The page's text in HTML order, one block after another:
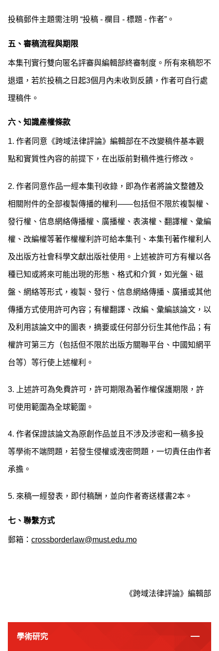
投稿郵件主題需注明 “投稿 - 欄目 - 標題 - 作者”。
五、審稿流程與期限
本集刊實行雙向匿名評審與編輯部終審制度。所有來稿恕不
退還，若於投稿之日起3個月內未收到反饋，作者可自行處
理稿件。
六、知識產權條款
1. 作者同意《跨域法律評論》編輯部在不改變稿件基本觀
點和實質性內容的前提下，在出版前對稿件進行修改。
2. 作者同意作品一經本集刊收錄，即為作者將論文整體及
相關附件的全部複製傳播的權利——包括但不限於複製權、
發行權、信息網絡傳播權、廣播權、表演權、翻譯權、彙編
權、改編權等著作權權利許可給本集刊、本集刊著作權利人
及出版方社會科學文獻出版社使用。上述被許可方有權以各
種已知或將來可能出現的形態、格式和介質，如光盤、磁
盤、網絡等形式，複製、發行、信息網絡傳播、廣播或其他
傳播方式使用許可內容；有權翻譯、改編、彙編該論文，以
及利用該論文中的圖表，摘要或任何部分衍生其他作品；有
權許可第三方（包括但不限於出版方關聯平台、中國知網平
台等）等行使上述權利。
3. 上述許可為免費許可，許可期限為著作權保護期限，許
可使用範圍為全球範圍。
4. 作者保證該論文為原創作品並且不涉及涉密和一稿多投
等學術不端問題，若發生侵權或洩密問題，一切責任由作者
承擔。
5. 來稿一經發表，即付稿酬，並向作者寄送樣書2本。
七、聯繫方式
郵箱： crossborderlaw@must.edu.mo
《跨域法律評論》編輯部
學術研究